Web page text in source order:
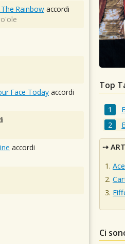
Top
Ci
Rainbow accordi
Face Today accordi
accordi